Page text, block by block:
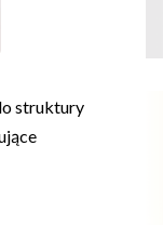
struktury